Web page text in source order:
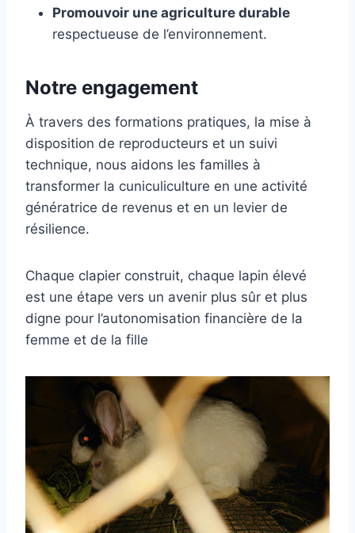
Promouvoir une agriculture durable
respectueuse de l’environnement.
Notre engagement
À travers des formations pratiques, la mise à
disposition de reproducteurs et un suivi
technique, nous aidons les familles à
transformer la cuniculiculture en une activité
génératrice de revenus et en un levier de
résilience.
Chaque clapier construit, chaque lapin élevé
est une étape vers un avenir plus sûr et plus
digne pour l’autonomisation financière de la
femme et de la fille